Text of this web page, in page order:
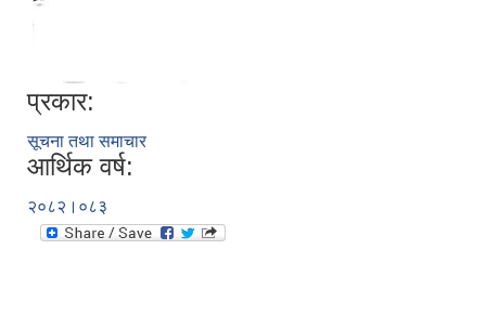
प्रकार:
सूचना तथा समाचार
आर्थिक वर्ष:
२०८२।०८३